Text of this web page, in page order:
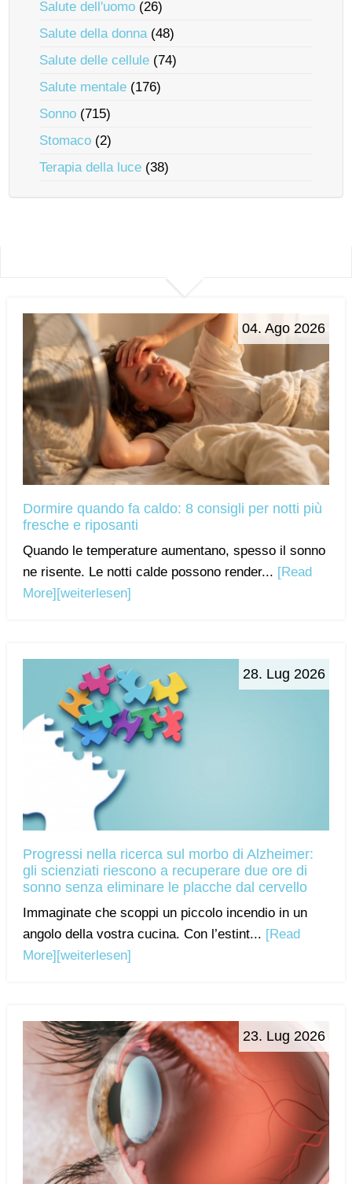
Salute dell'uomo (26)
Salute della donna(48)
Salute delle cellule (74)
Salute mentale (176)
Sonno (715)
Stomaco (2)
Terapia della luce (38)
04. Ago 2026
Dormire quando fa caldo: 8 consigli per notti più
fresche e riposanti
Quando le temperature aumentano, spesso il sonno
ne risente. Le notti calde possono render... [Read
More] [weiterlesen]
28. Lug 2026
Progressi nella ricerca sul morbo di Alzheimer:
gli scienziati riescono a recuperare due ore di
sonno senza eliminare le placche dal cervello
Immaginate che scoppi un piccolo incendio in un
angolo della vostra cucina. Con l’estint... [Read
More] [weiterlesen]
23. Lug 2026